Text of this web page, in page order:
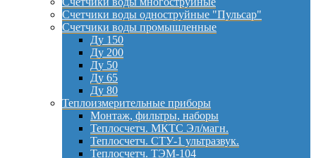
Счетчики воды одноструйные "Пульсар"
Счетчики воды промышленные
Ду 150
Ду 200
Ду 50
Ду 65
Ду 80
Теплоизмерительные приборы
Монтаж, фильтры, наборы
Теплосчетч. МКТС Эл/магн.
Теплосчетч. СТУ-1 ультразвук.
Теплосчетч. ТЭМ-104